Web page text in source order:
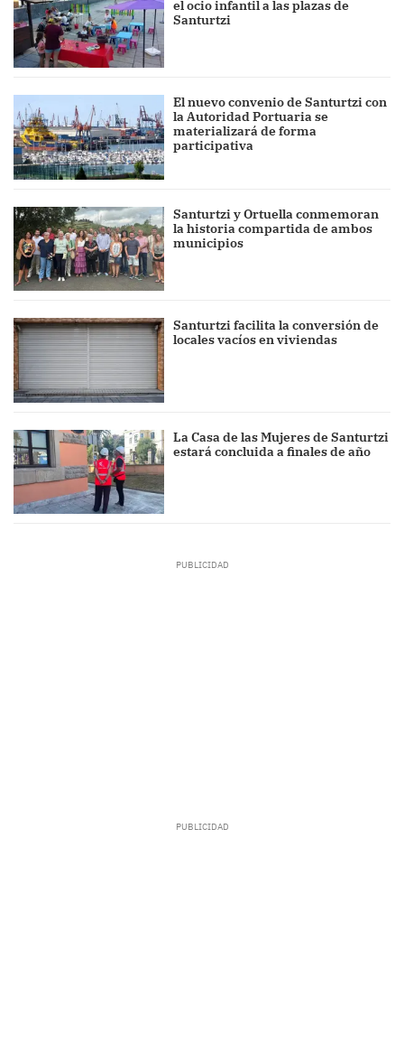
el ocio infantil a las plazas de
Santurtzi
El nuevo convenio de Santurtzi con
la Autoridad Portuaria se
materializará de forma
participativa
Santurtzi y Ortuella conmemoran
la historia compartida de ambos
municipios
Santurtzi facilita la conversión de
locales vacíos en viviendas
La Casa de las Mujeres de Santurtzi
estará concluida a finales de año